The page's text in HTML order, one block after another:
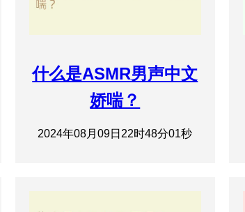
什么是ASMR男声中文
娇喘？
2024年08月09日22时48分01秒